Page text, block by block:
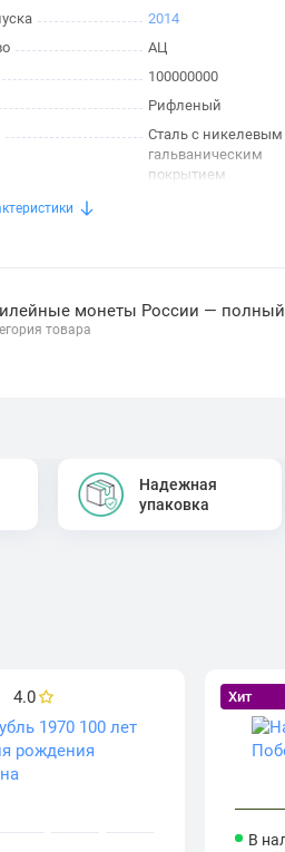
2014
АЦ
100000000
Рифленый
Сталь с никелевым
гальваническим
покрытием
монеты России — полный
товара
Надежная
упаковка
4.0 Хит
В